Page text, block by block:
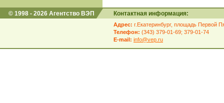
© 1998 - 2026 Агентство ВЭП Контактная информация:
Адрес: г.Екатеринбург, площадь Первой
Телефон: (343) 379-01-69; 379-01-74
E-mail: info@vep.ru